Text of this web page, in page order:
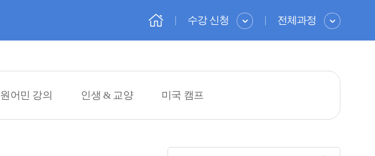
수강 신청 전체과정
원어민 강의 인생 & 교양 미국 캠프